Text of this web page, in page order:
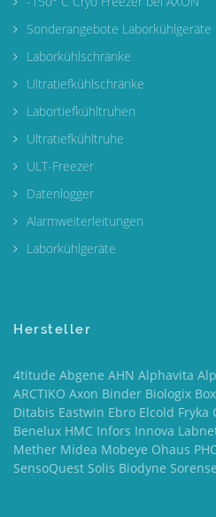
Sonderangebote
Laborkühlschränke
Ultratiefkühlschränke
Labortiefkühltruhen
Ultratiefkühltruhe
ULT-Freezer
Datenlogger
Alarmweiterleitungen
Laborkühlgeräte
Hersteller
4titude Abgene AHN Alphavita
ARCTIKO Axon Binder Biologix
Ditabis Eastwin Ebro Elcold Fryka
Benelux HMC Infors Innova
Mether Midea Mobeye Ohaus
SensoQuest Solis Biodyne